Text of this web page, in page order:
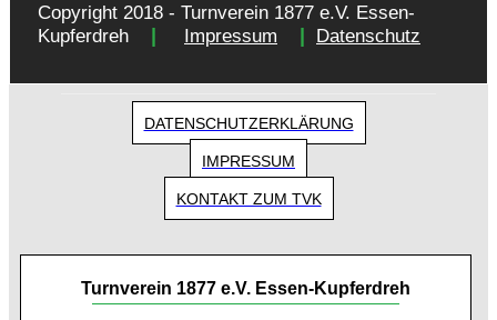
Copyright 2018 - Turnverein 1877 e.V. Essen-
Kupferdreh
| Impressum | Datenschutz
DATENSCHUTZERKLÄRUNG
IMPRESSUM
KONTAKT ZUM TVK
Turnverein 1877 e.V. Essen-Kupferdreh